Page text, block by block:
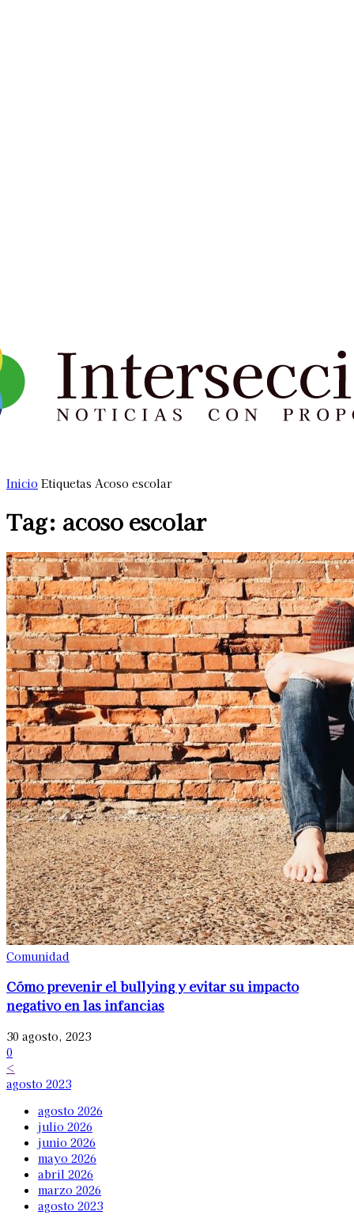
Inicio Etiquetas Acoso escolar
Tag: acoso escolar
Comunidad
Cómo prevenir el bullying y evitar su impacto
negativo en las infancias
30 agosto, 2023
0
<
agosto 2023
agosto 2026
julio 2026
junio 2026
mayo 2026
abril 2026
marzo 2026
agosto 2023